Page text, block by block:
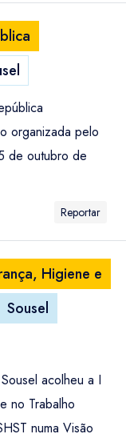
organizada pelo
de outubro de
Reportar
Higiene e
Sousel
acolheu a I
no Trabalho
numa Visão